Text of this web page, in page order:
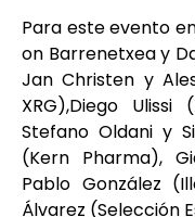
Para este evento
on Barrenetxea y
Jan Christen y
XRG),Diego Ulissi
Stefano Oldani y
(Kern Pharma),
Pablo González
Álvarez (Selección